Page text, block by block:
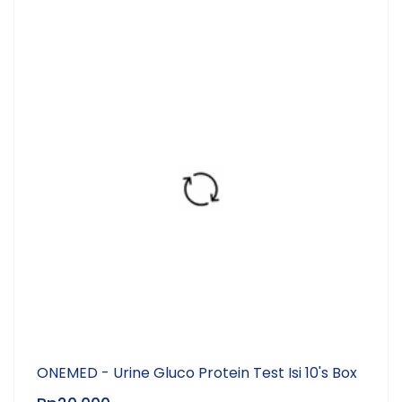
ONEMED - Urine Gluco Protein Test Isi 10's Box